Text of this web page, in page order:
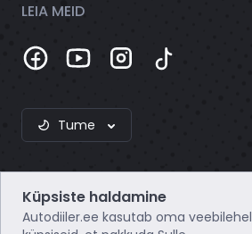
LEIA MEID
Tume
Küpsiste haldamine
Autodiiler.ee kasutab oma veebilehel